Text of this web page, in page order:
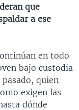
que
a ese
en todo
bajo custodia
quien
exigen las
dónde